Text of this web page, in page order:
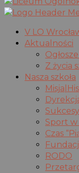
V LO
Aktualności
Z życia
Nasza szkoła
Sport w
Czas
RODO